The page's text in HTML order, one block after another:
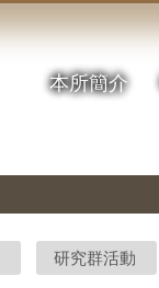
本所簡介
研究群活動